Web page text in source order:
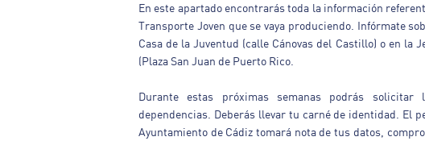
En este apartado encontrarás toda la información
Transporte Joven que se vaya produciendo. Infórmate
Casa de la Juventud (calle Cánovas del Castillo) o en la
(Plaza San Juan de Puerto Rico.
Durante estas próximas semanas podrás
dependencias. Deberás llevar tu carné de identidad. El
Ayuntamiento de Cádiz tomará nota de tus datos,